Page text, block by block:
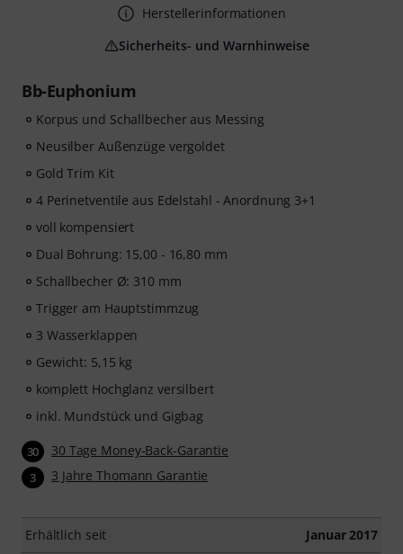
Bb-Euphonium
Korpus und Schallbecher aus Messing
Neusilber Außenzüge vergoldet
Gold Trim Kit
4 Perinetventile aus Edelstahl - Anordnung 3+1
voll kompensiert
Dual Bohrung: 15,00 - 16,80 mm
Schallbecher Ø: 310 mm
Trigger am Hauptstimmzug
3 Wasserklappen
Gewicht: 5,15 kg
komplett Hochglanz versilbert
inkl. Mundstück und Gigbag
30 30 Tage Money-Back-Garantie
3 3 Jahre Thomann Garantie
Erhältlich seit Januar 2017
Herstellerinformationen
Sicherheits- und Warnhinweise